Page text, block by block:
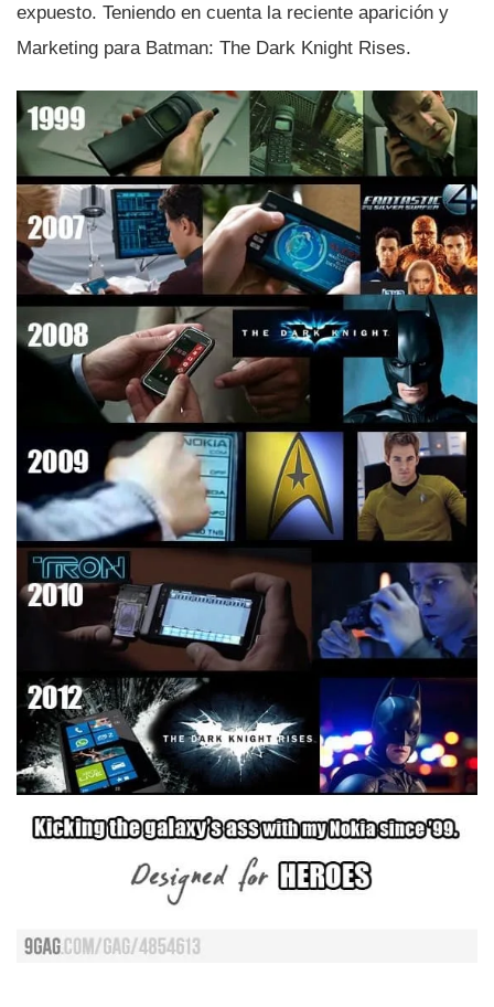
expuesto. Teniendo en cuenta la reciente aparición y
Marketing para Batman: The Dark Knight Rises.